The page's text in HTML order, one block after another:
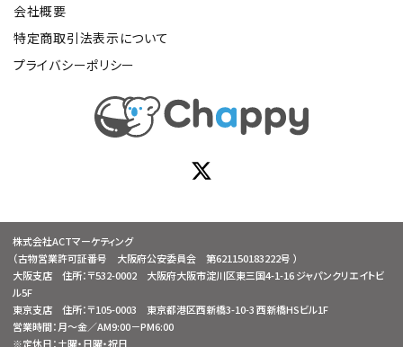
会社概要
特定商取引法表示について
プライバシーポリシー
株式会社ACTマーケティング
（古物営業許可証番号 大阪府公安委員会 第621150183222号 ）
大阪支店 住所：〒532-0002 大阪府大阪市淀川区東三国4-1-16 ジャパンクリエイトビ
ル5F
東京支店 住所：〒105-0003 東京都港区西新橋3-10-3 西新橋HSビル1F
営業時間：月～金／AM9:00－PM6:00
※定休日：土曜・日曜・祝日